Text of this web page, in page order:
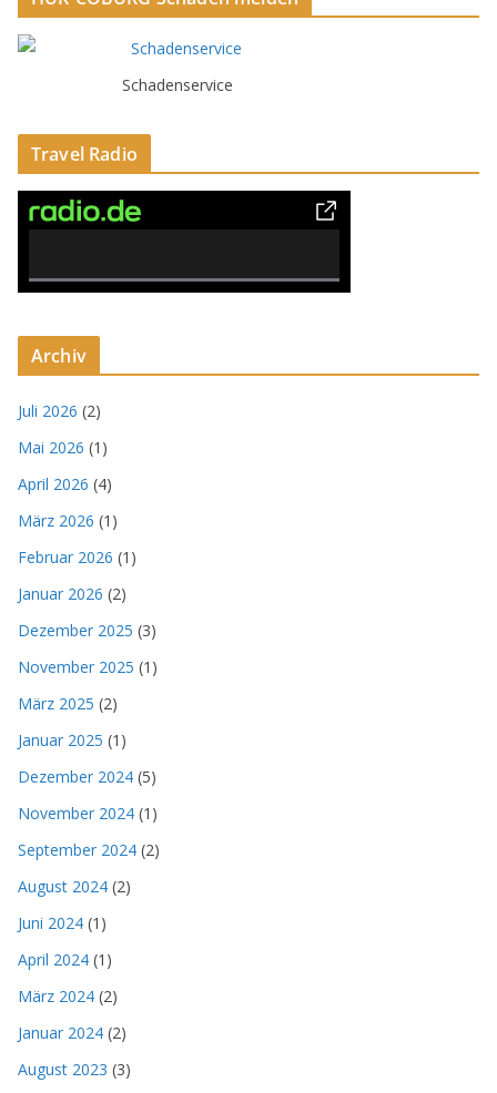
Schadenservice
Travel Radio
0% Complete
Archiv
Juli 2026 (2)
Mai 2026 (1)
April 2026 (4)
März 2026 (1)
Februar 2026 (1)
Januar 2026 (2)
Dezember 2025 (3)
November 2025 (1)
März 2025 (2)
Januar 2025 (1)
Dezember 2024 (5)
November 2024 (1)
September 2024 (2)
August 2024 (2)
Juni 2024 (1)
April 2024 (1)
März 2024 (2)
Januar 2024 (2)
August 2023 (3)